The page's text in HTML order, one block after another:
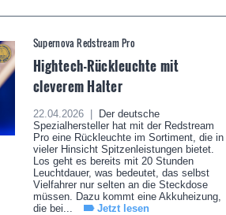
Supernova Redstream Pro
Hightech-Rückleuchte mit
cleverem Halter
22.04.2026 |
Der deutsche
Spezialhersteller hat mit der Redstream
Pro eine Rückleuchte im Sortiment, die in
vieler Hinsicht Spitzenleistungen bietet.
Los geht es bereits mit 20 Stunden
Leuchtdauer, was bedeutet, das selbst
Vielfahrer nur selten an die Steckdose
müssen. Dazu kommt eine Akkuheizung,
die bei...
Jetzt lesen